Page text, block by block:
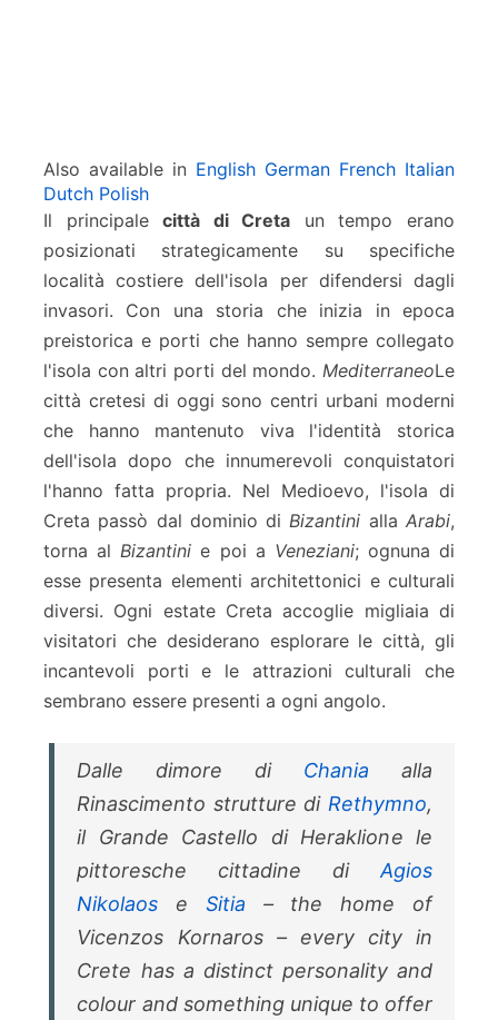
Also available in English German French Italian
Dutch Polish
Il principalecittà di Creta un tempo erano
posizionati strategicamente su specifiche
località costiere dell'isola per difendersi dagli
invasori. Con una storia che inizia in epoca
preistorica e porti che hanno sempre collegato
l'isola con altri porti del mondo. MediterraneoLe
città cretesi di oggi sono centri urbani moderni
che hanno mantenuto viva l'identità storica
dell'isola dopo che innumerevoli conquistatori
l'hanno fatta propria. Nel Medioevo, l'isola di
Creta passò dal dominio diBizantini allaArabi,
torna alBizantini e poi a Veneziani; ognuna di
esse presenta elementi architettonici e culturali
diversi. Ogni estate Creta accoglie migliaia di
visitatori che desiderano esplorare le città, gli
incantevoli porti e le attrazioni culturali che
sembrano essere presenti a ogni angolo.
Dalle dimore di Chania alla
Rinascimento strutture di Rethymno,
il Grande Castello di Heraklione le
pittoresche cittadine di Agios
Nikolaos e Sitia – the home of
Vicenzos Kornaros– every city in
Crete has a distinct personality and
colour and something unique to offer